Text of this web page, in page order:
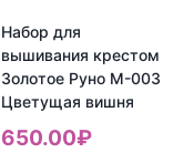
Набор для
вышивания крестом
Золотое Руно М-003
Цветущая вишня
650.00₽